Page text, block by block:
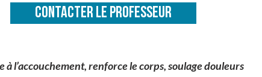
CONTACTER LE PROFESSEUR
l’accouchement, renforce le corps, soulage douleurs